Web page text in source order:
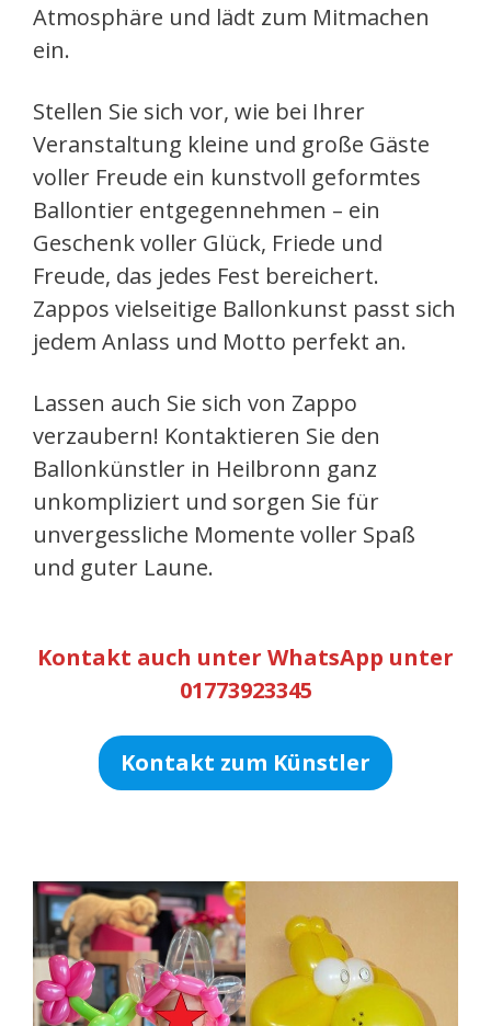
Atmosphäre und lädt zum Mitmachen
ein.
Stellen Sie sich vor, wie bei Ihrer
Veranstaltung kleine und große Gäste
voller Freude ein kunstvoll geformtes
Ballontier entgegennehmen – ein
Geschenk voller Glück, Friede und
Freude, das jedes Fest bereichert.
Zappos vielseitige Ballonkunst passt sich
jedem Anlass und Motto perfekt an.
Lassen auch Sie sich von Zappo
verzaubern! Kontaktieren Sie den
Ballonkünstler in Heilbronn ganz
unkompliziert und sorgen Sie für
unvergessliche Momente voller Spaß
und guter Laune.
Kontakt auch unter WhatsApp unter
01773923345
Kontakt zum Künstler